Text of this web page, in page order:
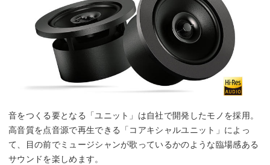
音をつくる要となる「ユニット」は自社で開発したモノを採用。
高音質を点音源で再生できる「コアキシャルユニット」によっ
て、目の前でミュージシャンが歌っているかのような臨場感ある
サウンドを楽しめます。